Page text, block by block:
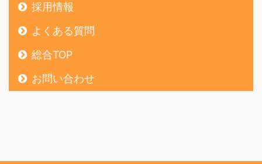
採用情報
よくある質問
総合TOP
お問い合わせ